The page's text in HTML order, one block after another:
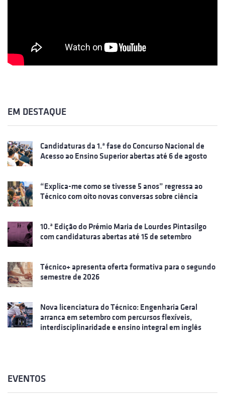
EM DESTAQUE
Candidaturas da 1.ª fase do Concurso Nacional de
Acesso ao Ensino Superior abertas até 6 de agosto
“Explica-me como se tivesse 5 anos” regressa ao
Técnico com oito novas conversas sobre ciência
10.ª Edição do Prémio Maria de Lourdes Pintasilgo
com candidaturas abertas até 15 de setembro
Técnico+ apresenta oferta formativa para o segundo
semestre de 2026
Nova licenciatura do Técnico: Engenharia Geral
arranca em setembro com percursos flexíveis,
interdisciplinaridade e ensino integral em inglês
EVENTOS